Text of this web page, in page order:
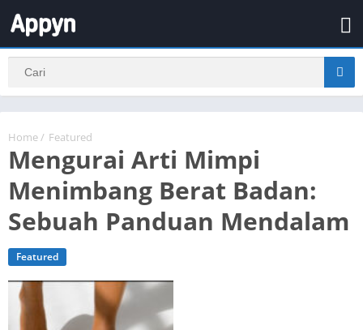
Home / Featured
Mengurai Arti Mimpi
Menimbang Berat Badan:
Sebuah Panduan Mendalam
Featured